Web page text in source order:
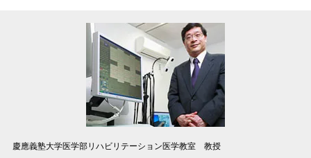
慶應義塾大学医学部リハビリテーション医学教室 教授